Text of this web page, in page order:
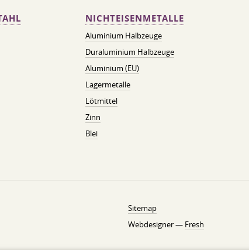
NICHTEISENMETALLE
Aluminium Halbzeuge
Duraluminium Halbzeuge
Aluminium (EU)
Lagermetalle
Lötmittel
Zinn
Blei
Sitemap
Webdesigner — Fresh